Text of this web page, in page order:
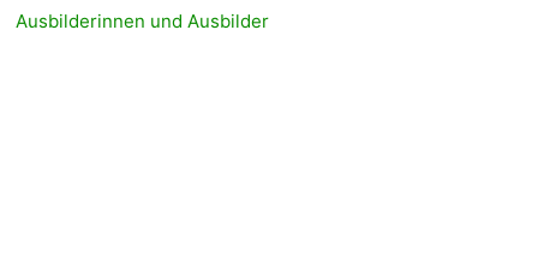
Ausbilderinnen und Ausbilder